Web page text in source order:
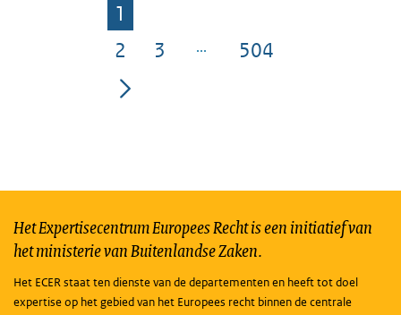
Pagina
1
Pagina
2 Pagina
3 Pagina
504
Het Expertisecentrum Europees Recht is een initiatief van
het ministerie van Buitenlandse Zaken.
Het ECER staat ten dienste van de departementen en heeft tot doel
expertise op het gebied van het Europees recht binnen de centrale